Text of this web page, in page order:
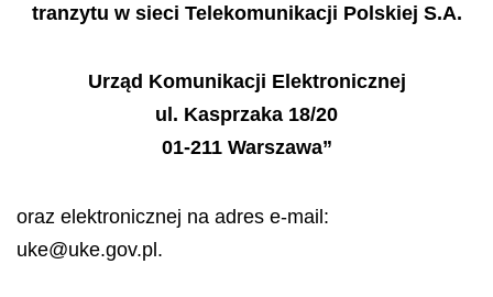
tranzytu w sieci Telekomunikacji Polskiej S.A.
Urząd Komunikacji Elektronicznej
ul. Kasprzaka 18/20
01-211 Warszawa”
oraz elektronicznej na adres e-mail:
uke@uke.gov.pl.